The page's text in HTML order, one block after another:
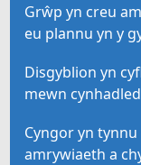
Grŵp yn creu
eu plannu yn y
Disgyblion yn
mewn
Cyngor yn
amrywiaeth a